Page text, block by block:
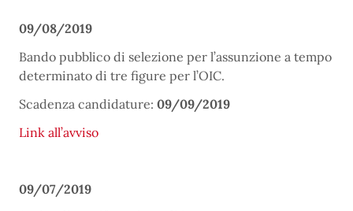
09/08/2019
Bando pubblico di selezione per l’assunzione a tempo
determinato di tre figure per l’OIC.
Scadenza candidature: 09/09/2019
Link all’avviso
09/07/2019